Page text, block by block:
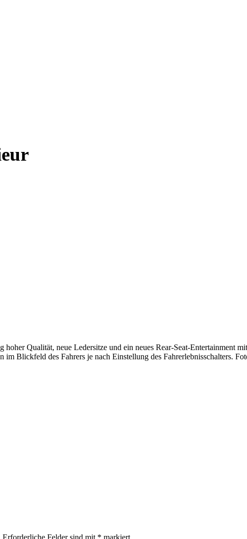
hoher Qualität, neue Ledersitze und ein neues Rear-Seat-
im Blickfeld des Fahrers je nach Einstellung des Fahrerlebnisschalters.
Erforderliche Felder sind mit * markiert